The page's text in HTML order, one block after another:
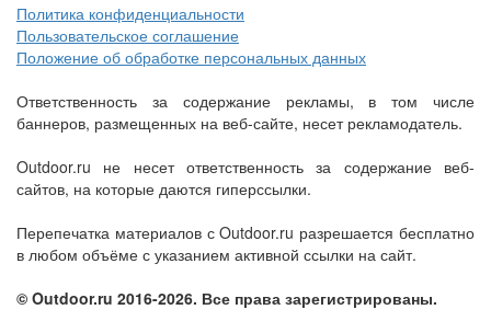
Политика конфиденциальности
Пользовательское соглашение
Положение об обработке персональных данных
Ответственность за содержание рекламы, в том числе
баннеров, размещенных на веб-сайте, несет рекламодатель.
Outdoor.ru не несет ответственность за содержание веб-
сайтов, на которые даются гиперссылки.
Перепечатка материалов с Outdoor.ru разрешается бесплатно
в любом объёме с указанием активной ссылки на сайт.
© Outdoor.ru 2016-2026. Все права зарегистрированы.